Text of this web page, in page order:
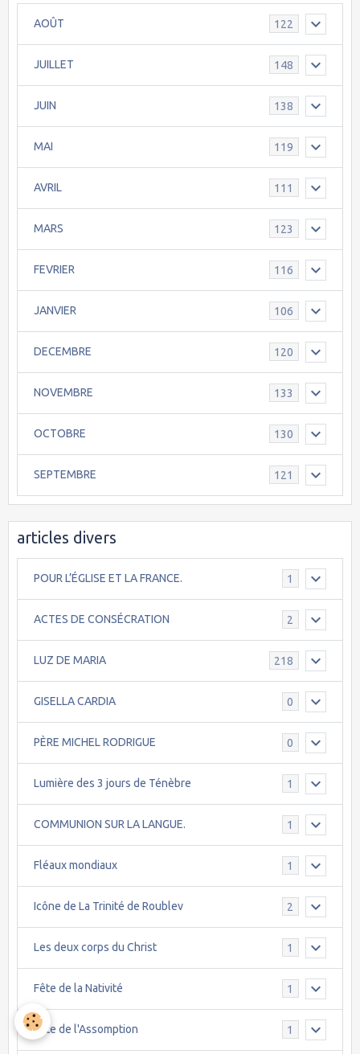
AOÛT 122
JUILLET 148
JUIN 138
MAI 119
AVRIL 111
MARS 123
FEVRIER 116
JANVIER 106
DECEMBRE 120
NOVEMBRE 133
OCTOBRE 130
SEPTEMBRE 121
articles divers
POUR L’ÉGLISE ET LA FRANCE. 1
ACTES DE CONSÉCRATION 2
LUZ DE MARIA 218
GISELLA CARDIA 0
PÈRE MICHEL RODRIGUE 0
Lumière des 3 jours de Ténèbre 1
COMMUNION SUR LA LANGUE. 1
Fléaux mondiaux 1
Icône de La Trinité de Roublev 2
Les deux corps du Christ 1
Fête de la Nativité 1
Fête de l'Assomption 1